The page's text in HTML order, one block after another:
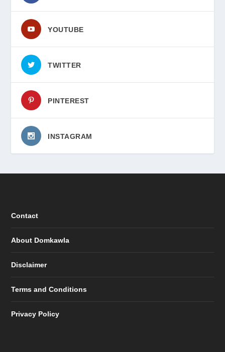
YOUTUBE
TWITTER
PINTEREST
INSTAGRAM
Contact
About Domkawla
Disclaimer
Terms and Conditions
Privacy Policy